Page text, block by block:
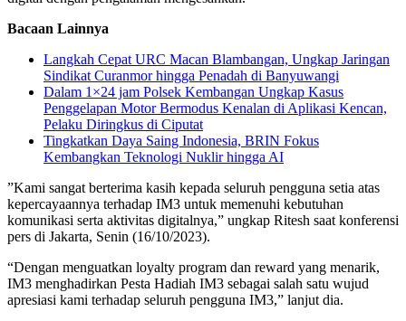
Bacaan Lainnya
Langkah Cepat URC Macan Blambangan, Ungkap Jaringan
Sindikat Curanmor hingga Penadah di Banyuwangi
Dalam 1×24 jam Polsek Kembangan Ungkap Kasus
Penggelapan Motor Bermodus Kenalan di Aplikasi Kencan,
Pelaku Diringkus di Ciputat
Tingkatkan Daya Saing Indonesia, BRIN Fokus
Kembangkan Teknologi Nuklir hingga AI
”Kami sangat berterima kasih kepada seluruh pengguna setia atas
kepercayaannya terhadap IM3 untuk memenuhi kebutuhan
komunikasi serta aktivitas digitalnya,” ungkap Ritesh saat konferensi
pers di Jakarta, Senin (16/10/2023).
“Dengan menguatkan loyalty program dan reward yang menarik,
IM3 menghadirkan Pesta Hadiah IM3 sebagai salah satu wujud
apresiasi kami terhadap seluruh pengguna IM3,” lanjut dia.